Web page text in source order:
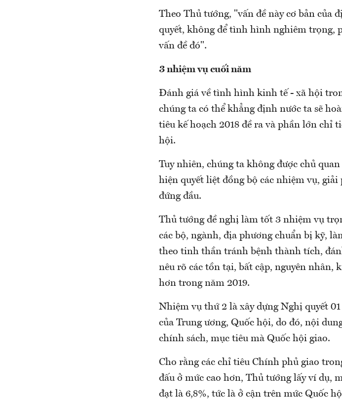
Theo Thủ tướng, "vấn đề này cơ bản của
quyết, không để tình hình nghiêm trọng,
vấn đề đó".
3 nhiệm vụ cuối năm
Đánh giá về tình hình kinh tế - xã hội
chúng ta có thể khẳng định nước ta sẽ
tiêu kế hoạch 2018 đề ra và phần lớn chỉ
hội.
Tuy nhiên, chúng ta không được chủ
hiện quyết liệt đồng bộ các nhiệm vụ,
đứng đầu.
Thủ tướng đề nghị làm tốt 3 nhiệm vụ
các bộ, ngành, địa phương chuẩn bị kỹ,
theo tinh thần tránh bệnh thành tích,
nêu rõ các tồn tại, bất cập, nguyên
hơn trong năm 2019.
Nhiệm vụ thứ 2 là xây dựng Nghị quyết
của Trung ương, Quốc hội, do đó, nội
chính sách, mục tiêu mà Quốc hội giao.
Cho rằng các chỉ tiêu Chính phủ giao
đấu ở mức cao hơn, Thủ tướng lấy ví dụ,
đạt là 6,8%, tức là ở cận trên mức Quốc